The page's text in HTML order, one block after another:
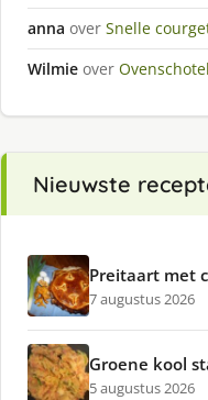
anna over Snelle
Wilmie over
Nieuwste
Preitaart met
7 augustus 2026
Groene kool
5 augustus 2026